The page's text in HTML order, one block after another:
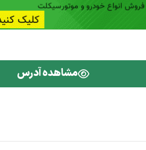
مشاهده آدرس